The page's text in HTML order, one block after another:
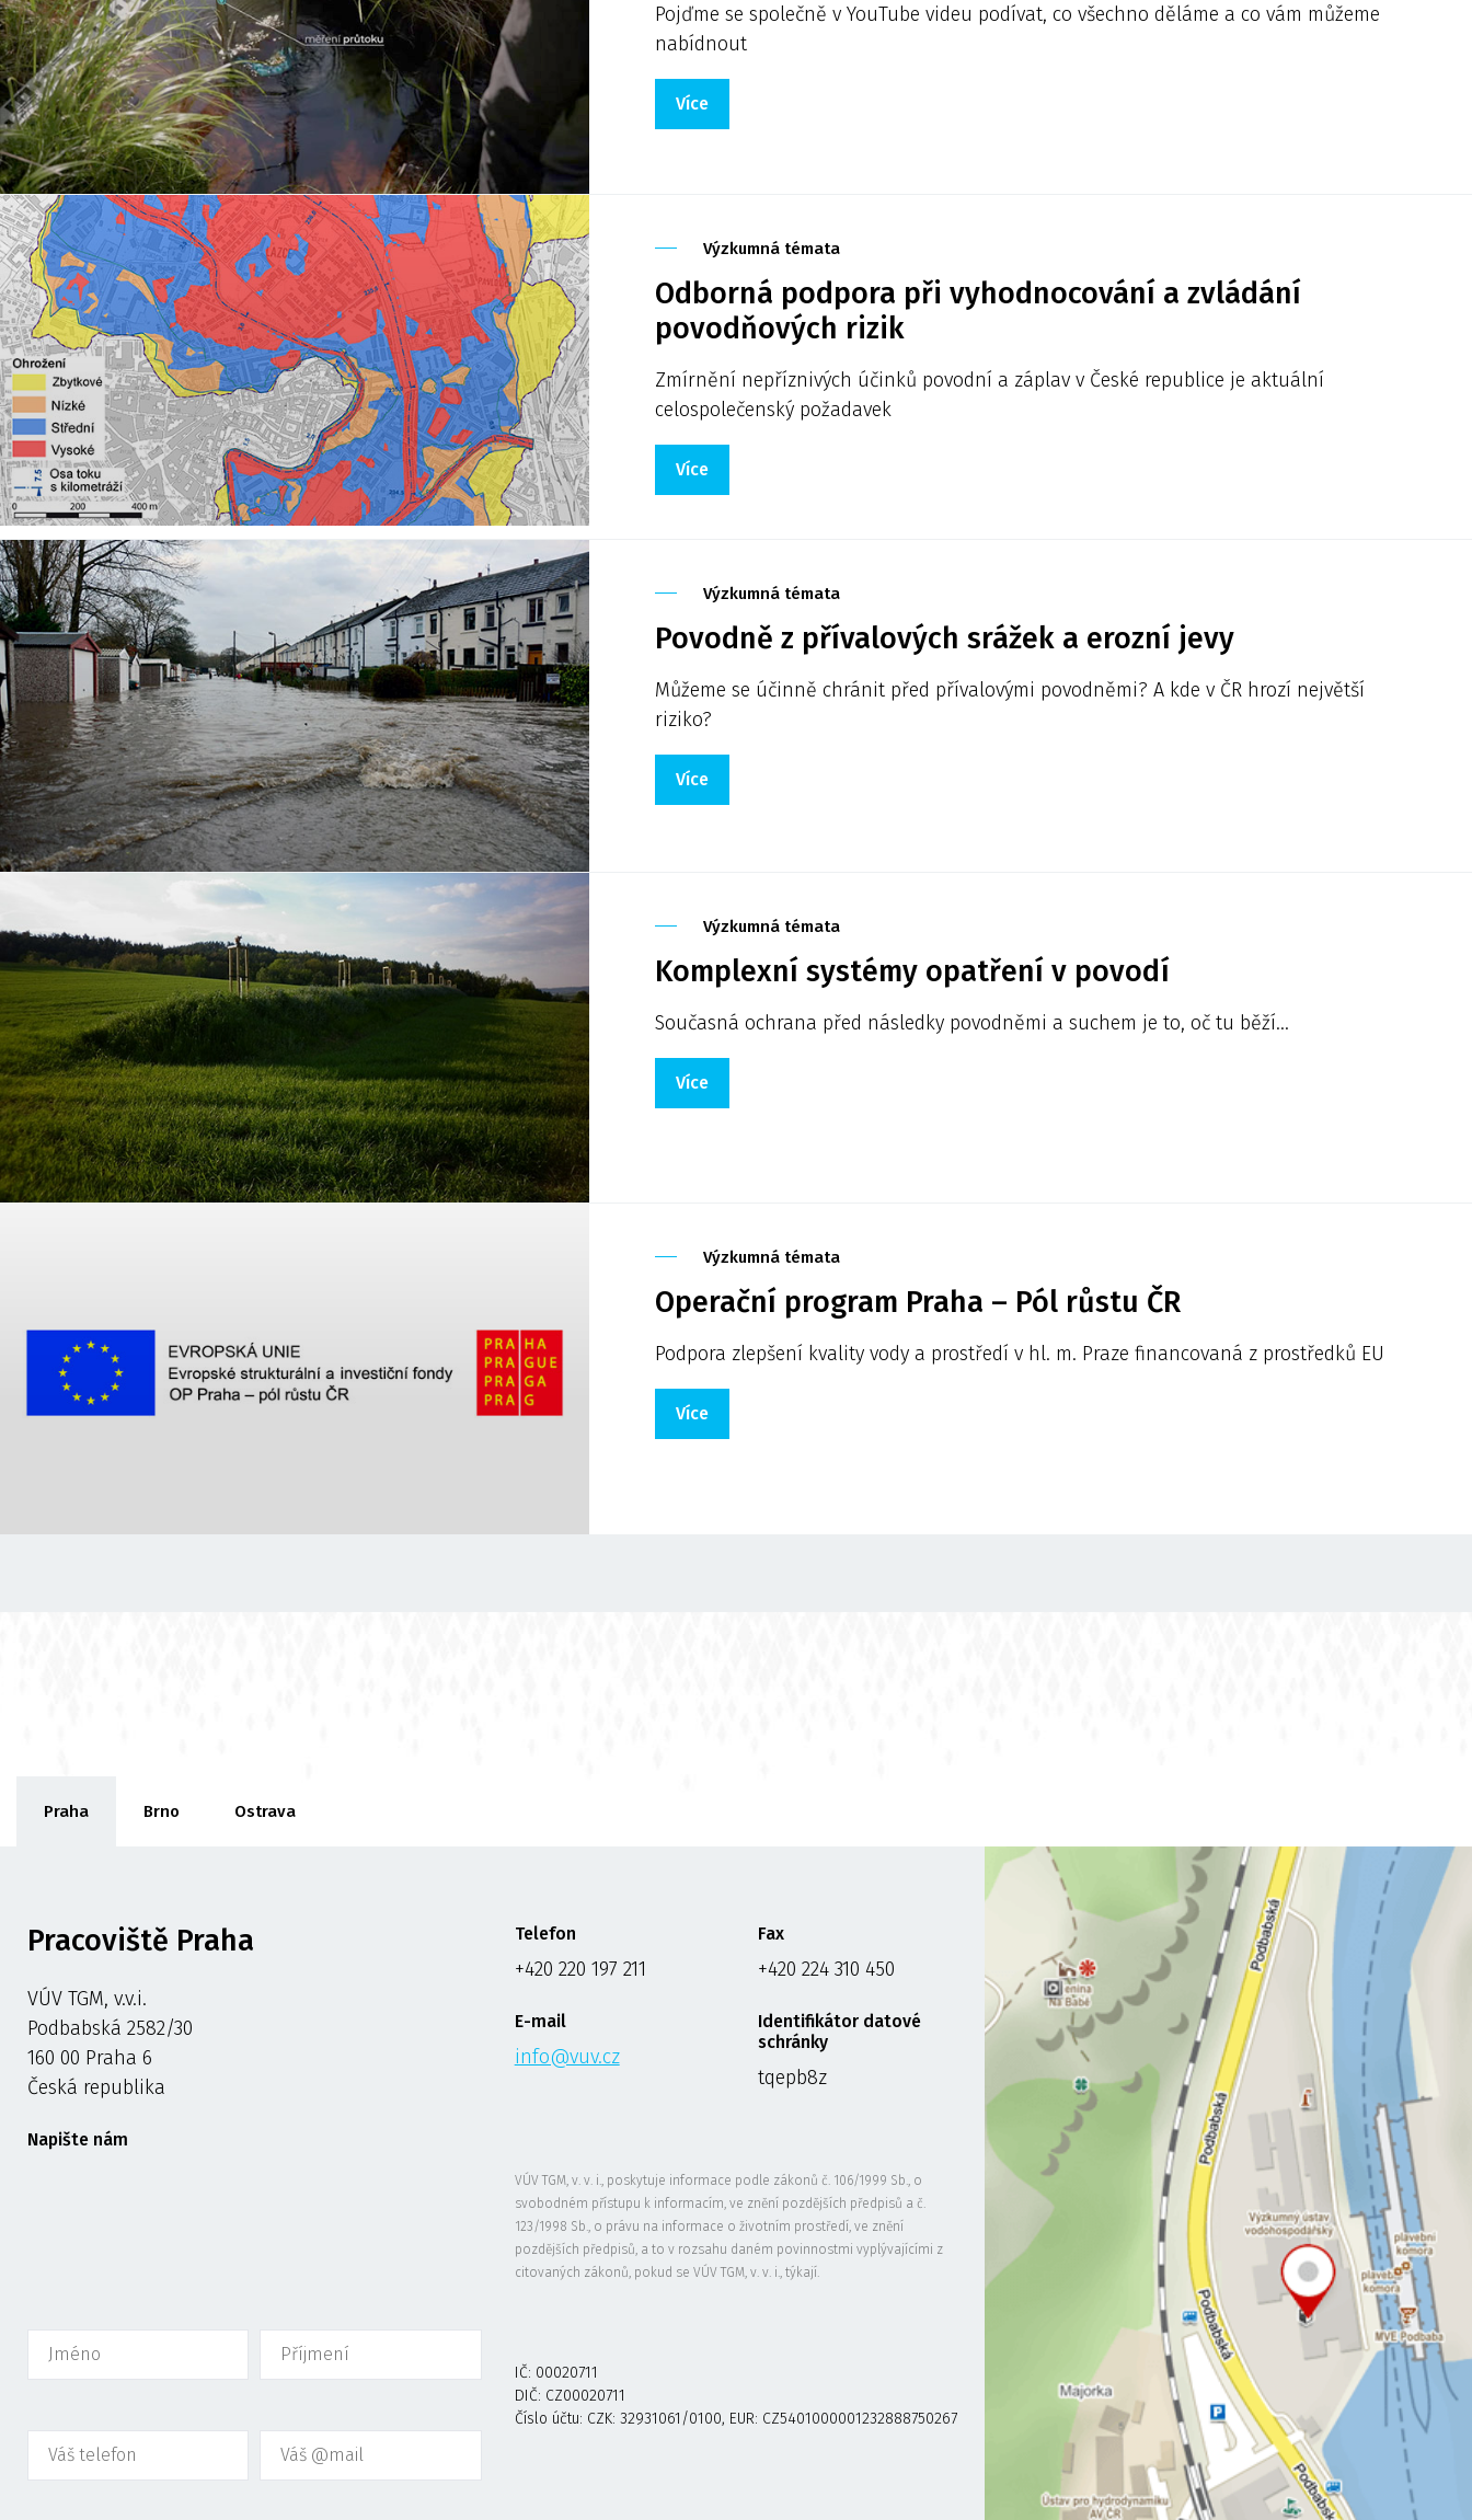
Pojďme se společně v YouTube videu podívat, co všechno děláme a co vám můžeme
nabídnout
Více
Výzkumná témata
Odborná podpora při vyhodnocování a zvládání
povodňových rizik
Zmírnění nepříznivých účinků povodní a záplav v České republice je aktuální
celospolečenský požadavek
Více
Výzkumná témata
Povodně z přívalových srážek a erozní jevy
Můžeme se účinně chránit před přívalovými povodněmi? A kde v ČR hrozí největší
riziko?
Více
Výzkumná témata
Komplexní systémy opatření v povodí
Současná ochrana před následky povodněmi a suchem je to, oč tu běží…
Více
Výzkumná témata
Operační program Praha – Pól růstu ČR
Podpora zlepšení kvality vody a prostředí v hl. m. Praze financovaná z prostředků EU
Více
Praha Brno Ostrava
Pracoviště Praha
VÚV TGM, v.v.i.
Podbabská 2582/30
160 00 Praha 6
Česká republika
Napište nám
Telefon
+420 220 197 211
E-mail
info@vuv.cz
Fax
+420 224 310 450
Identifikátor datové
schránky
tqepb8z
VÚV TGM, v. v. i., poskytuje informace podle zákonů č. 106/1999 Sb., o
svobodném přístupu k informacím, ve znění pozdějších předpisů a č.
123/1998 Sb., o právu na informace o životním prostředí, ve znění
pozdějších předpisů, a to v rozsahu daném povinnostmi vyplývajícími z
citovaných zákonů, pokud se VÚV TGM, v. v. i., týkají.
IČ: 00020711
DIČ: CZ00020711
Číslo účtu: CZK: 32931061/0100, EUR: CZ5401000001232888750267